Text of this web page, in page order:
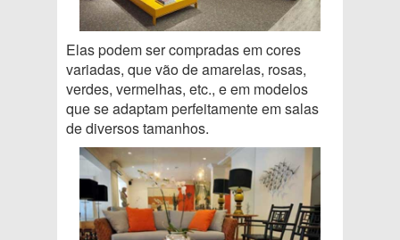
Elas podem ser compradas em cores
variadas, que vão de amarelas, rosas,
verdes, vermelhas, etc., e em modelos
que se adaptam perfeitamente em salas
de diversos tamanhos.